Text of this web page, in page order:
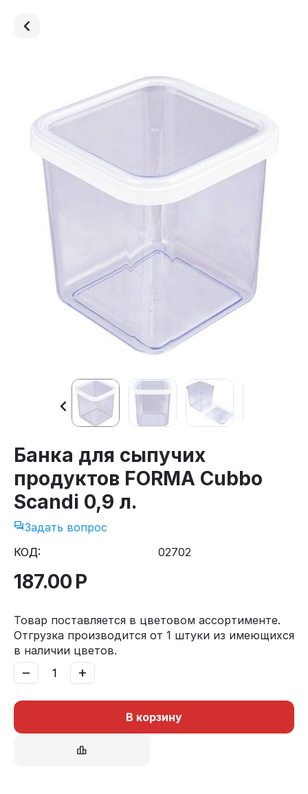
Банка для сыпучих
продуктов FORMA Cubbo
Scandi 0,9 л.
Задать вопрос
КОД:
02702
187.00Р
Товар поставляется в цветовом ассортименте.
Отгрузка производится от 1 штуки из имеющихся
в наличии цветов.
+
−
В корзину